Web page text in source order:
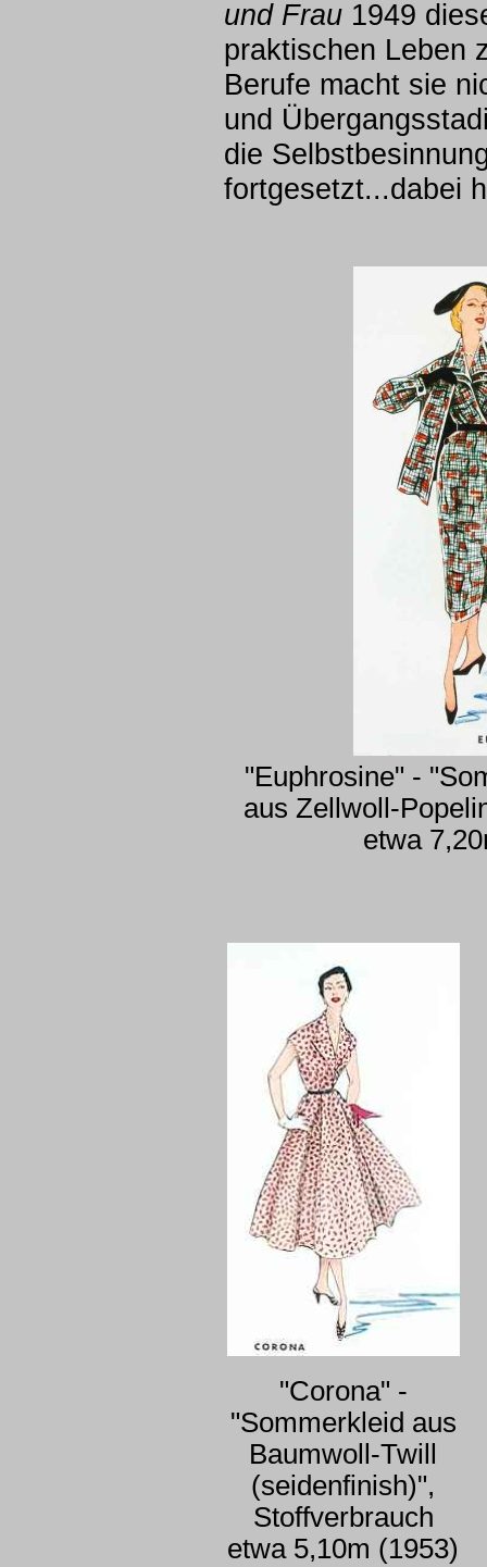
und Frau 1949
praktischen Leben
Berufe macht sie
und
die
fortgesetzt...dabei
"Euphrosine" -
aus Zellwoll-
etwa
"Corona" -
"Sommerkleid aus
Baumwoll-Twill
(seidenfinish)",
Stoffverbrauch
etwa 5,10m (1953)